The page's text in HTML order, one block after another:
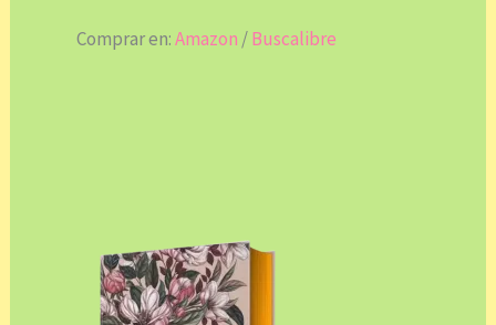
Comprar en:Amazon /Buscalibre